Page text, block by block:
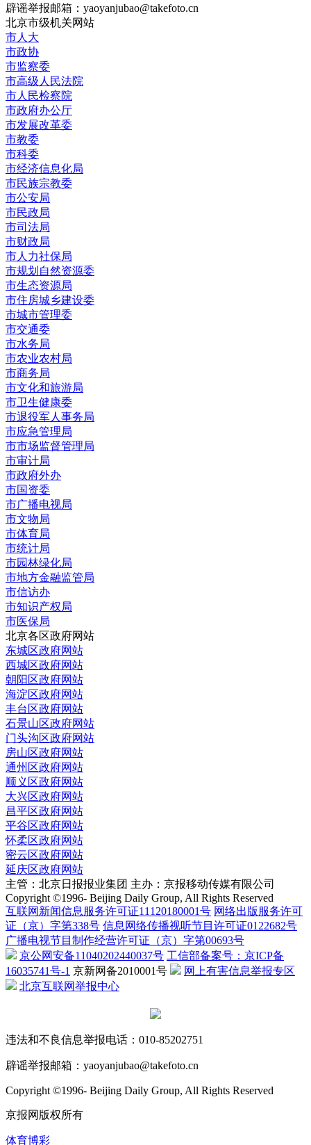
辟谣举报邮箱：yaoyanjubao@takefoto.cn
北京市级机关网站
市人大
市政协
市监察委
市高级人民法院
市人民检察院
市政府办公厅
市发展改革委
市教委
市科委
市经济信息化局
市民族宗教委
市公安局
市民政局
市司法局
市财政局
市人力社保局
市规划自然资源委
市生态资源局
市住房城乡建设委
市城市管理委
市交通委
市水务局
市农业农村局
市商务局
市文化和旅游局
市卫生健康委
市退役军人事务局
市应急管理局
市市场监督管理局
市审计局
市政府外办
市国资委
市广播电视局
市文物局
市体育局
市统计局
市园林绿化局
市地方金融监管局
市信访办
市知识产权局
市医保局
北京各区政府网站
东城区政府网站
西城区政府网站
朝阳区政府网站
海淀区政府网站
丰台区政府网站
石景山区政府网站
门头沟区政府网站
房山区政府网站
通州区政府网站
顺义区政府网站
大兴区政府网站
昌平区政府网站
平谷区政府网站
怀柔区政府网站
密云区政府网站
延庆区政府网站
主管：北京日报报业集团 主办：京报移动传媒有限公司
Copyright ©1996- Beijing Daily Group, All Rights Reserved
互联网新闻信息服务许可证11120180001号 网络出版服务许可
证（京）字第338号 信息网络传播视听节目许可证0122682号
广播电视节目制作经营许可证（京）字第00693号
京公网安备11040202440037号 工信部备案号：京ICP备
16035741号-1 京新网备2010001号
网上有害信息举报专区
北京互联网举报中心
违法和不良信息举报电话：010-85202751
辟谣举报邮箱：yaoyanjubao@takefoto.cn
Copyright ©1996- Beijing Daily Group, All Rights Reserved
京报网版权所有
体育博彩